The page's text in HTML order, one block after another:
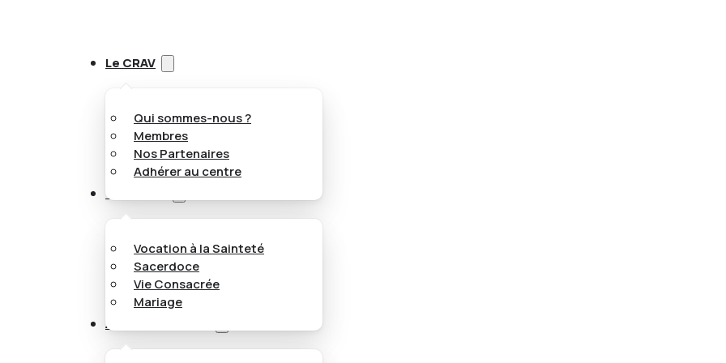
Le CRAV
Qui sommes-nous ?
Membres
Nos Partenaires
Adhérer au centre
Vocations
Vocation à la Sainteté
Sacerdoce
Vie Consacrée
Mariage
Appel aux jeunes